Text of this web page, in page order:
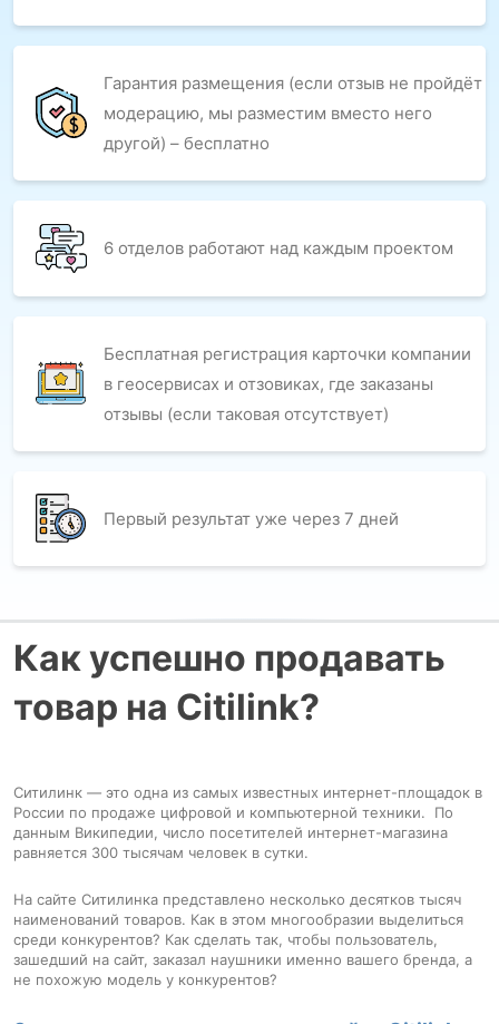
Гарантия размещения (если отзыв не пройдёт
модерацию, мы разместим вместо него
другой) – бесплатно
6 отделов работают над каждым проектом
Бесплатная регистрация карточки компании
в геосервисах и отзовиках, где заказаны
отзывы (если таковая отсутствует)
Первый результат уже через 7 дней
Как успешно продавать
товар на Citilink?
Ситилинк — это одна из самых известных интернет-площадок в
России по продаже цифровой и компьютерной техники. По
данным Википедии, число посетителей интернет-магазина
равняется 300 тысячам человек в сутки.
На сайте Ситилинка представлено несколько десятков тысяч
наименований товаров. Как в этом многообразии выделиться
среди конкурентов? Как сделать так, чтобы пользователь,
зашедший на сайт, заказал наушники именно вашего бренда, а
не похожую модель у конкурентов?